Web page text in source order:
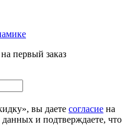
первый заказ
вы даете согласие на
и подтверждаете, что